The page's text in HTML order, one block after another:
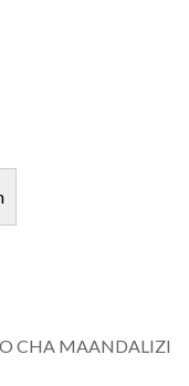
CHA MAANDALIZI